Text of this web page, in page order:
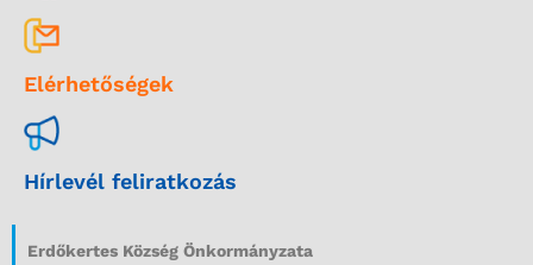
Elérhetőségek
Hírlevél feliratkozás
Erdőkertes Község Önkormányzata